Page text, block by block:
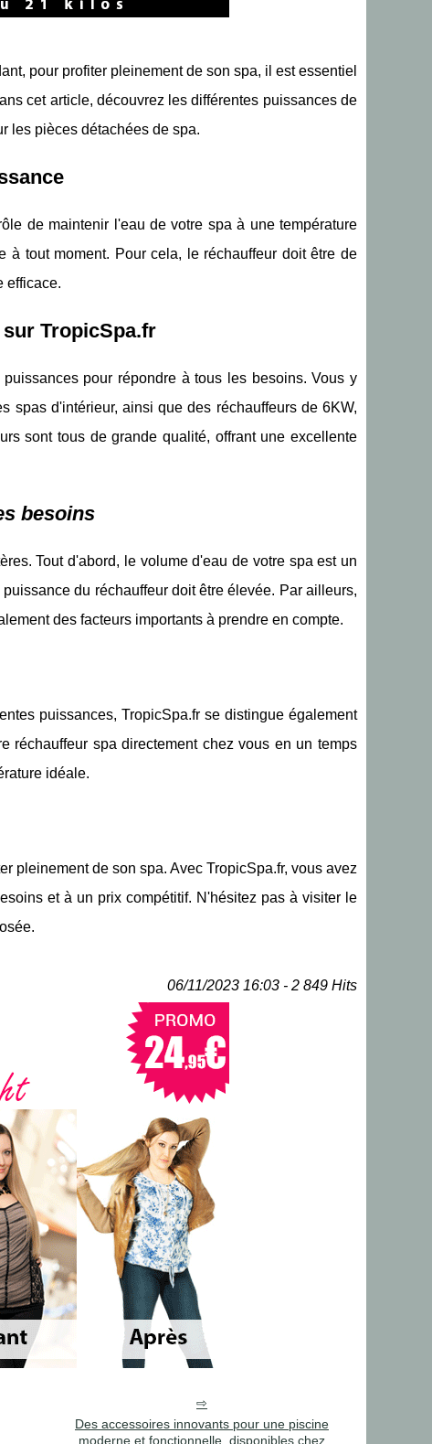
pour profiter pleinement de son spa, il est essentiel
cet article, découvrez les différentes puissances de
les pièces détachées de spa.
de maintenir l'eau de votre spa à une température
à tout moment. Pour cela, le réchauffeur doit être de
efficace.
TropicSpa.fr
pour répondre à tous les besoins. Vous y
spas d'intérieur, ainsi que des réchauffeurs de 6KW,
sont tous de grande qualité, offrant une excellente
besoins
Tout d'abord, le volume d'eau de votre spa est un
du réchauffeur doit être élevée. Par ailleurs,
des facteurs importants à prendre en compte.
puissances, TropicSpa.fr se distingue également
réchauffeur spa directement chez vous en un temps
idéale.
pleinement de son spa. Avec TropicSpa.fr, vous avez
et à un prix compétitif. N'hésitez pas à visiter le
06/11/2023 16:03 - 2 849 Hits
Des accessoires innovants pour une piscine
moderne et fonctionnelle, disponibles chez